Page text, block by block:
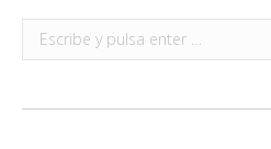
Buscar: